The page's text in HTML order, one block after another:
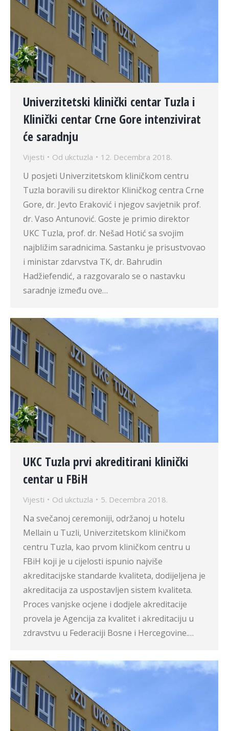
Univerzitetski klinički centar Tuzla i
Klinički centar Crne Gore intenzivirat
će saradnju
Vijesti Od ukctuzla 12. Decembra 2018.
U posjeti Univerzitetskom kliničkom centru
Tuzla boravili su direktor Kliničkog centra Crne
Gore, dr. Jevto Eraković i njegov savjetnik prof.
dr. Vaso Antunović. Goste je primio direktor
UKC Tuzla, prof. dr. Nešad Hotić sa svojim
najbližim saradnicima. Sastanku je prisustvovao
i ministar zdarvstva TK, dr. Bahrudin
Hadžiefendić, a razgovaralo se o nastavku
saradnje između ove…
UKC Tuzla prvi akreditirani klinički
centar u FBiH
Vijesti Od ukctuzla 5. Decembra 2018.
Na svečanoj ceremoniji, održanoj u hotelu
Mellain u Tuzli, Univerzitetskom kliničkom
centru Tuzla, kao prvom kliničkom centru u
FBiH koji je u cijelosti ispunio najviše
akreditacijske standarde kvaliteta, dodijeljena je
akreditacija za uspostavljen sistem kvaliteta.
Proces vanjske ocjene i dodjele akreditacije
provela je Agencija za kvalitet i akreditaciju u
zdravstvu u Federaciji Bosne i Hercegovine.…